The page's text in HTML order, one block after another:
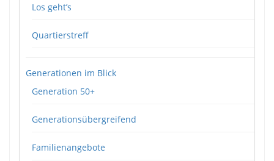
Los geht’s
Quartierstreff
Generationen im Blick
Generation 50+
Generationsübergreifend
Familienangebote